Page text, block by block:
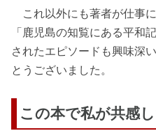
これ以外にも著者が仕事
「鹿児島の知覧にある平和
されたエピソードも興味深
とうございました。
この本で私が共感